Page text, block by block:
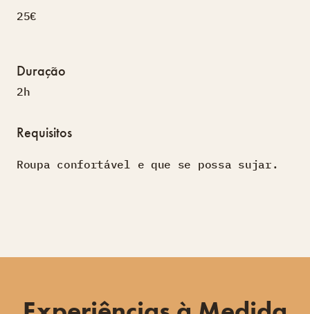
25€
Duração
2h
Requisitos
Roupa confortável e que se possa sujar.